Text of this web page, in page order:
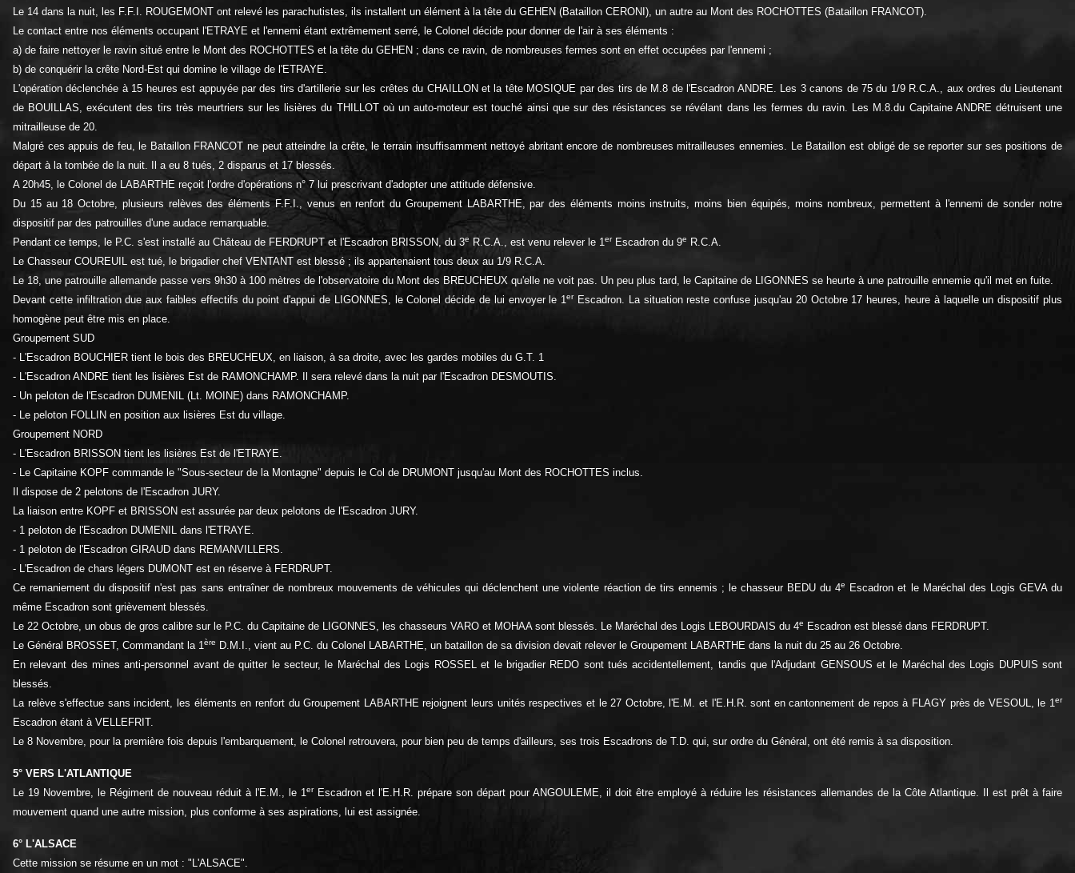
Le 14 dans la nuit, les F.F.I. ROUGEMONT ont relevé les parachutistes, ils installent un élément à la tête du GEHEN (Bataillon CERONI), un autre au Mont des ROCHOTTES (Bataillon FRANCOT).
Le contact entre nos éléments occupant l'ETRAYE et l'ennemi étant extrêmement serré, le Colonel décide pour donner de l'air à ses éléments :
a) de faire nettoyer le ravin situé entre le Mont des ROCHOTTES et la tête du GEHEN ; dans ce ravin, de nombreuses fermes sont en effet occupées par l'ennemi ;
b) de conquérir la crête Nord-Est qui domine le village de l'ETRAYE.
L'opération déclenchée à 15 heures est appuyée par des tirs d'artillerie sur les crêtes du CHAILLON et la tête MOSIQUE par des tirs de M.8 de l'Escadron ANDRE. Les 3 canons de 75 du 1/9 R.C.A., aux ordres du Lieutenant
de BOUILLAS, exécutent des tirs très meurtriers sur les lisières du THILLOT où un auto-moteur est touché ainsi que sur des résistances se révélant dans les fermes du ravin. Les M.8.du Capitaine ANDRE détruisent une
mitrailleuse de 20.
Malgré ces appuis de feu, le Bataillon FRANCOT ne peut atteindre la crête, le terrain insuffisamment nettoyé abritant encore de nombreuses mitrailleuses ennemies. Le Bataillon est obligé de se reporter sur ses positions de
départ à la tombée de la nuit. Il a eu 8 tués, 2 disparus et 17 blessés.
A 20h45, le Colonel de LABARTHE reçoit l'ordre d'opérations n° 7 lui prescrivant d'adopter une attitude défensive.
Du 15 au 18 Octobre, plusieurs relèves des éléments F.F.I., venus en renfort du Groupement LABARTHE, par des éléments moins instruits, moins bien équipés, moins nombreux, permettent à l'ennemi de sonder notre
dispositif par des patrouilles d'une audace remarquable.
Pendant ce temps, le P.C. s'est installé au Château de FERDRUPT et l'Escadron BRISSON, du 3e R.C.A., est venu relever le 1erEscadron du 9e R.C.A.
Le Chasseur COUREUIL est tué, le brigadier chef VENTANT est blessé ; ils appartenaient tous deux au 1/9 R.C.A.
Le 18, une patrouille allemande passe vers 9h30 à 100 mètres de l'observatoire du Mont des BREUCHEUX qu'elle ne voit pas. Un peu plus tard, le Capitaine de LIGONNES se heurte à une patrouille ennemie qu'il met en fuite.
Devant cette infiltration due aux faibles effectifs du point d'appui de LIGONNES, le Colonel décide de lui envoyer le 1erEscadron. La situation reste confuse jusqu'au 20 Octobre 17 heures, heure à laquelle un dispositif plus
homogène peut être mis en place.
Groupement SUD
- L'Escadron BOUCHIER tient le bois des BREUCHEUX, en liaison, à sa droite, avec les gardes mobiles du G.T. 1
- L'Escadron ANDRE tient les lisières Est de RAMONCHAMP. Il sera relevé dans la nuit par l'Escadron DESMOUTIS.
- Un peloton de l'Escadron DUMENIL (Lt. MOINE) dans RAMONCHAMP.
- Le peloton FOLLIN en position aux lisières Est du village.
Groupement NORD
- L'Escadron BRISSON tient les lisières Est de l'ETRAYE.
- Le Capitaine KOPF commande le "Sous-secteur de la Montagne" depuis le Col de DRUMONT jusqu'au Mont des ROCHOTTES inclus.
Il dispose de 2 pelotons de l'Escadron JURY.
La liaison entre KOPF et BRISSON est assurée par deux pelotons de l'Escadron JURY.
- 1 peloton de l'Escadron DUMENIL dans l'ETRAYE.
- 1 peloton de l'Escadron GIRAUD dans REMANVILLERS.
- L'Escadron de chars légers DUMONT est en réserve à FERDRUPT.
Ce remaniement du dispositif n'est pas sans entraîner de nombreux mouvements de véhicules qui déclenchent une violente réaction de tirs ennemis ; le chasseur BEDU du 4e
Escadron et le Maréchal des Logis GEVA du
même Escadron sont grièvement blessés.
Le 22 Octobre, un obus de gros calibre sur le P.C. du Capitaine de LIGONNES, les chasseurs VARO et MOHAA sont blessés. Le Maréchal des Logis LEBOURDAIS du 4e Escadron est blessé dans FERDRUPT.
Le Général BROSSET, Commandant la 1ère D.M.I., vient au P.C. du Colonel LABARTHE, un bataillon de sa division devait relever le Groupement LABARTHE dans la nuit du 25 au 26 Octobre.
En relevant des mines anti-personnel avant de quitter le secteur, le Maréchal des Logis ROSSEL et le brigadier REDO sont tués accidentellement, tandis que l'Adjudant GENSOUS et le Maréchal des Logis DUPUIS sont
blessés.
La relève s'effectue sans incident, les éléments en renfort du Groupement LABARTHE rejoignent leurs unités respectives et le 27 Octobre, l'E.M. et l'E.H.R. sont en cantonnement de repos à FLAGY près de VESOUL, le 1er
Escadron étant à VELLEFRIT.
Le 8 Novembre, pour la première fois depuis l'embarquement, le Colonel retrouvera, pour bien peu de temps d'ailleurs, ses trois Escadrons de T.D. qui, sur ordre du Général, ont été remis à sa disposition.
5° VERS L'ATLANTIQUE
Le 19 Novembre, le Régiment de nouveau réduit à l'E.M., le 1erEscadron et l'E.H.R. prépare son départ pour ANGOULEME, il doit être employé à réduire les résistances allemandes de la Côte Atlantique. Il est prêt à faire
mouvement quand une autre mission, plus conforme à ses aspirations, lui est assignée.
6° L'ALSACE
Cette mission se résume en un mot : "L'ALSACE".